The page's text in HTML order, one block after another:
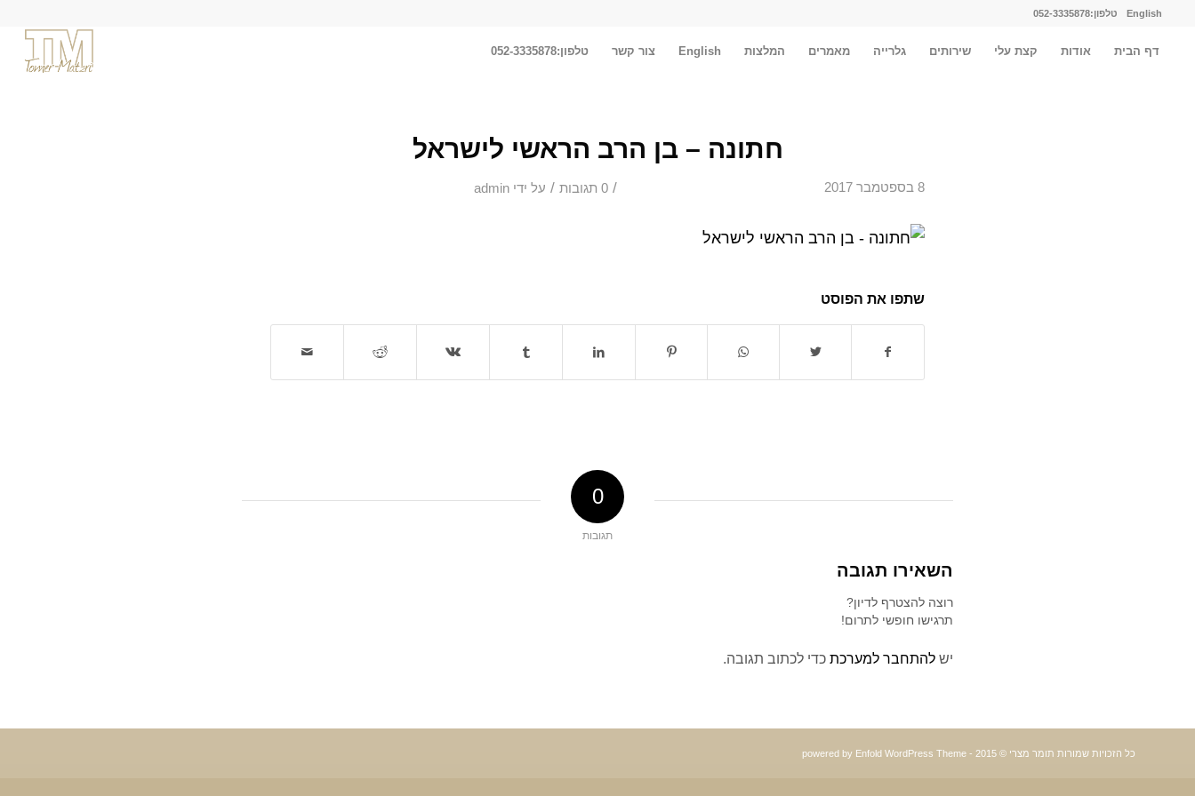
English טלפון:052-3335878
דף הבית אודות קצת עלי שירותים גלרייה מאמרים המלצות English צור קשר טלפון:052-3335878
חתונה – בן הרב הראשי לישראל
8 בספטמבר 2017 / 0 תגובות / על ידיadmin
שתפו את הפוסט
0
תגובות
השאירו תגובה
רוצה להצטרף לדיון?
תרגישו חופשי לתרום!
יש להתחבר למערכת כדי לכתוב תגובה.
כל הזכויות שמורות תומר מצרי © 2015 - powered by Enfold WordPress Theme